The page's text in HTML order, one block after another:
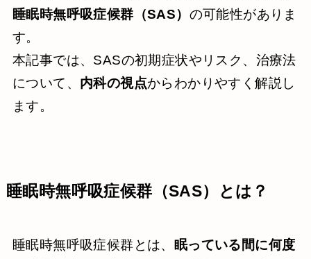
睡眠時無呼吸症候群（SAS） の可能性がありま
す。
本記事では、SASの初期症状やリスク、治療法
について、 内科の視点からわかりやすく解説し
ます。
睡眠時無呼吸症候群（SAS）とは？
睡眠時無呼吸症候群とは、 眠っている間に何度